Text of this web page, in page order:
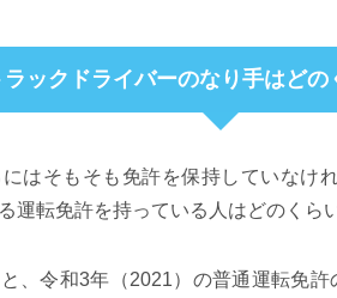
ラックドライバーのなり手はどの
にはそもそも免許を保持していなけ
運転免許を持っている人はどのくら
、令和3年（2021）の普通運転免許